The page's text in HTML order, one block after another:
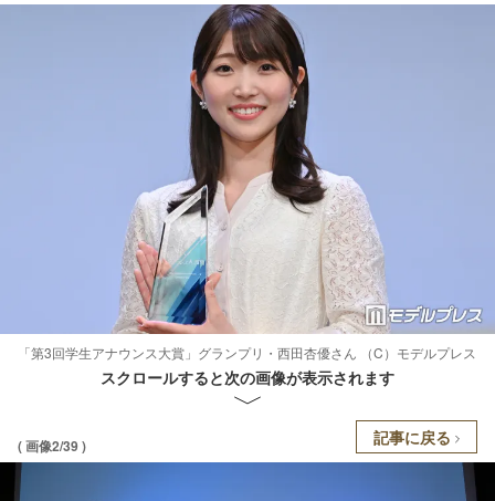
「第3回学生アナウンス大賞」グランプリ・西田杏優さん （C）モデルプレス
スクロールすると次の画像が表示されます
( 画像2/39 ) 記事に戻る